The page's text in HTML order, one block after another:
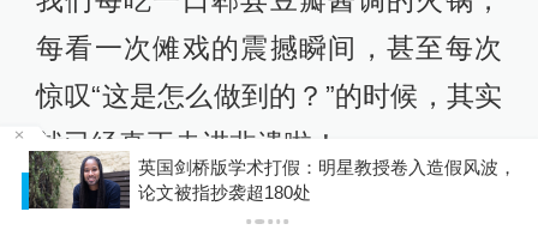
如果你喜欢做手工，要不要挑战一下
被称为“燕京八绝”之一的花丝镶嵌技
术？
首先要将金、银拉成比发丝还细
英国剑桥版学术打假：明星教授卷入造假风波，
论文被指抄袭超180处